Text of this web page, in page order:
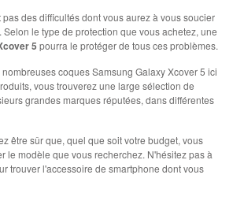
des difficultés dont vous aurez à vous soucier
le type de protection que vous achetez, une
5 pourra le protéger de tous ces problèmes.
coques Samsung Galaxy Xcover 5 ici
vous trouverez une large sélection de
grandes marques réputées, dans différentes
être sûr que, quel que soit votre budget, vous
le modèle que vous recherchez. N'hésitez pas à
trouver l'accessoire de smartphone dont vous